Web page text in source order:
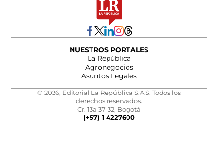
NUESTROS PORTALES
La República
Agronegocios
Asuntos Legales
© 2026, Editorial La República S.A.S. Todos los
derechos reservados.
Cr. 13a 37-32, Bogotá
(+57) 1 4227600